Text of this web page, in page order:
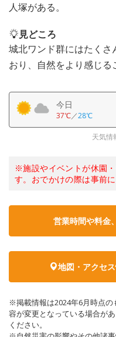
人塚がある。
見どころ
城北ワンド群にはたくさ
おり、自然をより感じる
今日
37℃／28℃
天気情
※施設やイベントが休園
す。おでかけの際は事前に
営業時間や料金
地図・アクセ
※掲載情報は2024年6月時点
容が変更となっている場合が
ください。